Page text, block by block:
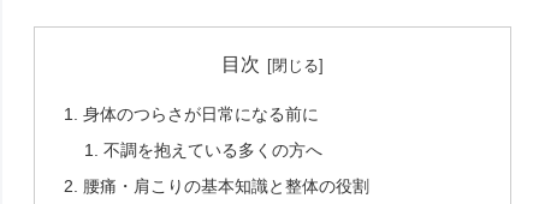
目次
身体のつらさが日常になる前に
不調を抱えている多くの方へ
腰痛・肩こりの基本知識と整体の役割